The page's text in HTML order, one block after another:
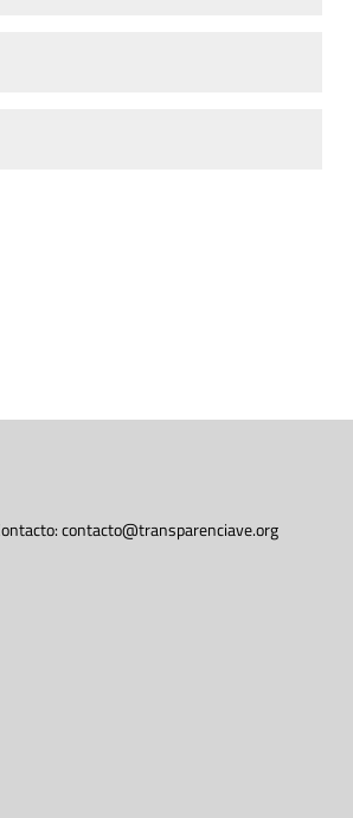
contacto@transparenciave.org